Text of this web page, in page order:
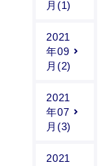
月(1)
2021
年09
月(2)
2021
年07
月(3)
2021